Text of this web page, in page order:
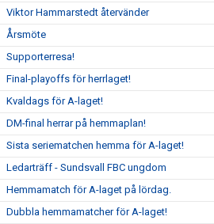
Viktor Hammarstedt återvänder
Årsmöte
Supporterresa!
Final-playoffs för herrlaget!
Kvaldags för A-laget!
DM-final herrar på hemmaplan!
Sista seriematchen hemma för A-laget!
Ledarträff - Sundsvall FBC ungdom
Hemmamatch för A-laget på lördag.
Dubbla hemmamatcher för A-laget!